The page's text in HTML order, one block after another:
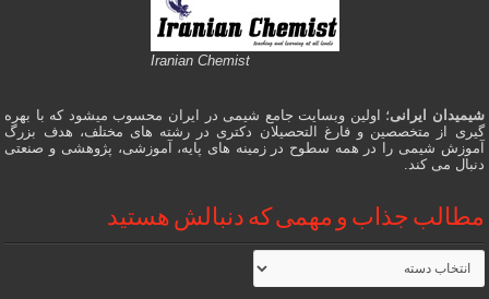
Iranian Chemist
شیمیدان ایرانی؛ اولین وبسایت جامع شیمی در ایران محسوب میشود که با بهره
گیری از متخصصین و فارغ التحصیلان دکتری در رشته های مختلف، هدف بزرگ
آموزش شیمی را در همه سطوح در زمینه های پایه، آموزشی، پژوهشی و صنعتی
دنبال می کند.
مطالب جذاب و مهمی که دنبالش هستید
مطالب
جذاب
و